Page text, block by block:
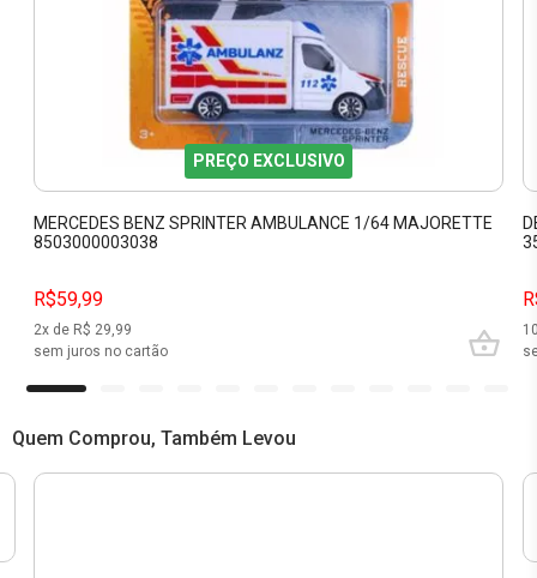
PREÇO EXCLUSIVO
MERCEDES BENZ SPRINTER AMBULANCE 1/64 MAJORETTE
8503000003038
R$59,99
2x de R$ 29,99
sem juros no cartão
Quem Comprou, Também Levou